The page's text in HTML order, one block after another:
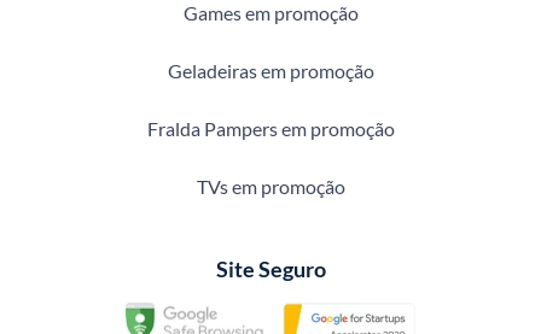
Games em promoção
Geladeiras em promoção
Fralda Pampers em promoção
TVs em promoção
Site Seguro